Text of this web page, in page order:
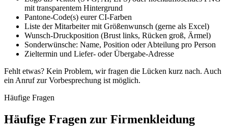
mit transparentem Hintergrund
Pantone-Code(s) eurer CI-Farben
Liste der Mitarbeiter mit Größenwunsch (gerne als Excel)
Wunsch-Druckposition (Brust links, Rücken groß, Ärmel)
Sonderwünsche: Name, Position oder Abteilung pro Person
Zieltermin und Liefer- oder Übergabe-Adresse
Fehlt etwas? Kein Problem, wir fragen die Lücken kurz nach. Auch
ein Anruf zur Vorbesprechung ist möglich.
Häufige Fragen
Häufige Fragen zur Firmenkleidung